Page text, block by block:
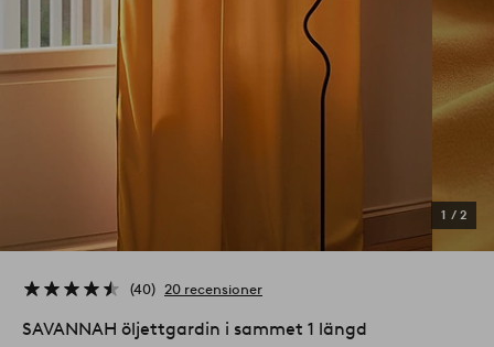
1 / 2
40 20 recensioner
SAVANNAH öljettgardin i sammet 1 längd